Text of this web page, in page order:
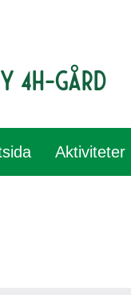
4H-gård
Aktiviteter